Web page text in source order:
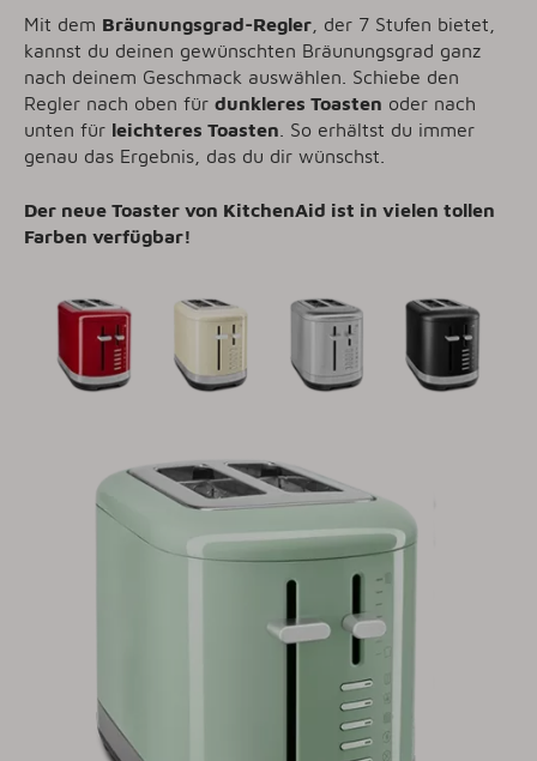
Mit dem Bräunungsgrad-Regler , der 7 Stufen bietet,
kannst du deinen gewünschten Bräunungsgrad ganz
nach deinem Geschmack auswählen. Schiebe den
Regler nach oben für dunkleres Toasten oder nach
unten für leichteres Toasten . So erhältst du immer
genau das Ergebnis, das du dir wünschst.
Der neue Toaster von KitchenAid ist in vielen tollen
Farben verfügbar!